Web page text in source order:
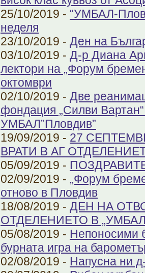
25/10/2019 - “УМБАЛ-
неделя
23/10/2019 - Ден на
03/10/2019 - Д-р Диана
лектори на „Форум
октомври
02/10/2019 - Две
фондация „Силви
УМБАЛ”Пловдив”
19/09/2019 - 27
ВРАТИ В АГ
05/09/2019 -
02/09/2019 - „Форум
отново в Пловдив
18/08/2019 - ДЕН НА
ОТДЕЛЕНИЕТО В
05/08/2019 - Непоносими
бурната игра на
02/08/2019 - Напусна ни